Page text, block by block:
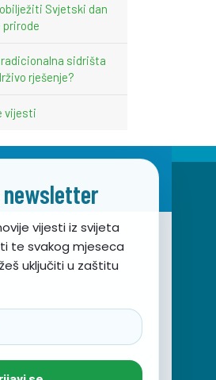
Svjetski dan
sidrišta
rješenje?
vijesti
vijesti iz svijeta
te svakog mjeseca
uključiti u zaštitu
okoliš i održivi razvoj Sunce
narodnog preporoda 7
st.org